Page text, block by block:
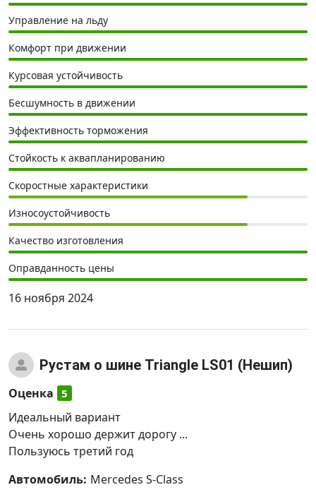
Управление на льду
Комфорт при движении
Курсовая устойчивость
Бесшумность в движении
Эффективность торможения
Стойкость к аквапланированию
Скоростные характеристики
Износоустойчивость
Качество изготовления
Оправданность цены
16 ноября 2024
Рустам о шине Triangle LS01 (Нешип)
Оценка 5
Идеальный вариант
Очень хорошо держит дорогу ...
Пользуюсь третий год
Автомобиль: Mercedes S-Class